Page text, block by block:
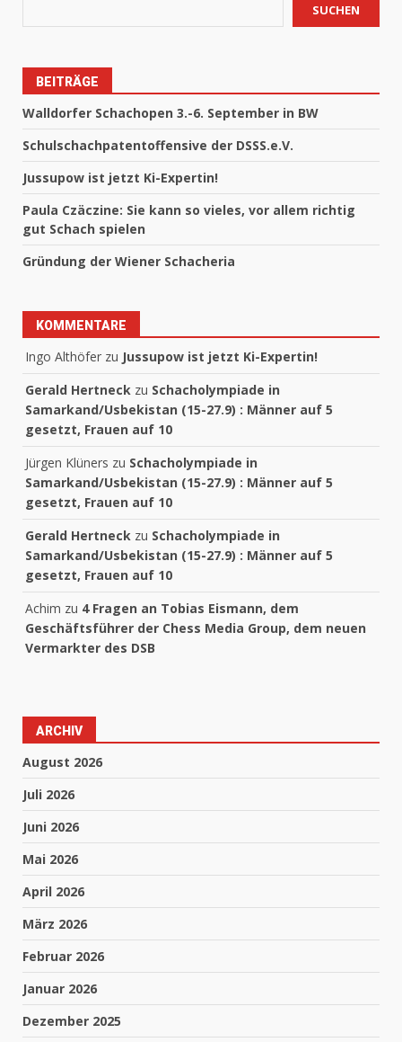
SUCHEN
BEITRÄGE
Walldorfer Schachopen 3.-6. September in BW
Schulschachpatentoffensive der DSSS.e.V.
Jussupow ist jetzt Ki-Expertin!
Paula Czäczine: Sie kann so vieles, vor allem richtig
gut Schach spielen
Gründung der Wiener Schacheria
KOMMENTARE
Ingo Althöfer zu Jussupow ist jetzt Ki-Expertin!
Gerald Hertneck zu Schacholympiade in
Samarkand/Usbekistan (15-27.9) : Männer auf 5
gesetzt, Frauen auf 10
Jürgen Klüners zu Schacholympiade in
Samarkand/Usbekistan (15-27.9) : Männer auf 5
gesetzt, Frauen auf 10
Gerald Hertneck zu Schacholympiade in
Samarkand/Usbekistan (15-27.9) : Männer auf 5
gesetzt, Frauen auf 10
Achim zu 4 Fragen an Tobias Eismann, dem
Geschäftsführer der Chess Media Group, dem neuen
Vermarkter des DSB
ARCHIV
August 2026
Juli 2026
Juni 2026
Mai 2026
April 2026
März 2026
Februar 2026
Januar 2026
Dezember 2025